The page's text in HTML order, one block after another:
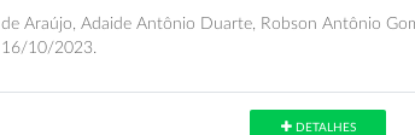
de Araújo, Adaide Antônio Duarte, Robson Antônio
16/10/2023.
DETALHES